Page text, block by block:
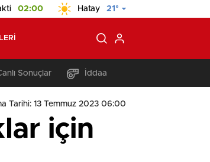
02:00 Hatay 21°
Sonuçlar İddaa
Tarihi: 13 Temmuz 2023 06:00
için